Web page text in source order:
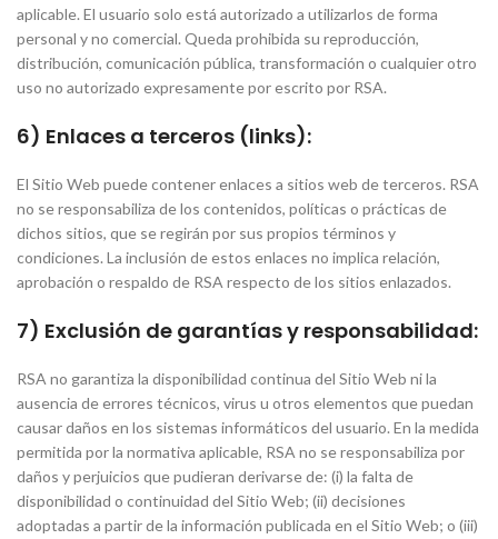
aplicable. El usuario solo está autorizado a utilizarlos de forma
personal y no comercial. Queda prohibida su reproducción,
distribución, comunicación pública, transformación o cualquier otro
uso no autorizado expresamente por escrito por RSA.
6) Enlaces a terceros (links):
El Sitio Web puede contener enlaces a sitios web de terceros. RSA
no se responsabiliza de los contenidos, políticas o prácticas de
dichos sitios, que se regirán por sus propios términos y
condiciones. La inclusión de estos enlaces no implica relación,
aprobación o respaldo de RSA respecto de los sitios enlazados.
7) Exclusión de garantías y responsabilidad:
RSA no garantiza la disponibilidad continua del Sitio Web ni la
ausencia de errores técnicos, virus u otros elementos que puedan
causar daños en los sistemas informáticos del usuario. En la medida
permitida por la normativa aplicable, RSA no se responsabiliza por
daños y perjuicios que pudieran derivarse de: (i) la falta de
disponibilidad o continuidad del Sitio Web; (ii) decisiones
adoptadas a partir de la información publicada en el Sitio Web; o (iii)